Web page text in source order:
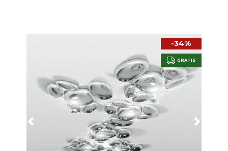
-34%
GRATIS